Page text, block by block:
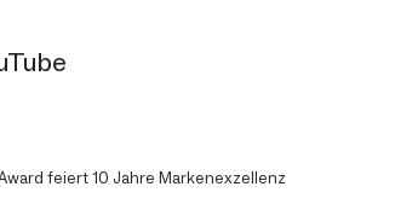
feiert 10 Jahre Markenexzellenz